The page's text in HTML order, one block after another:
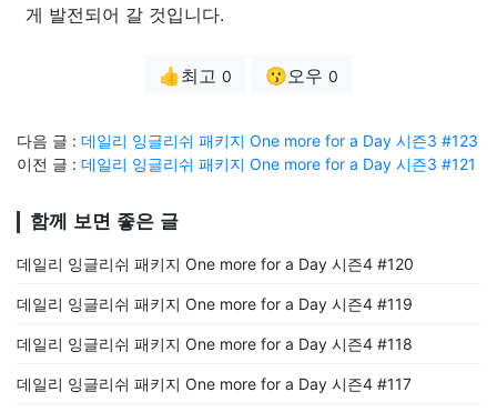
게 발전되어 갈 것입니다.
👍최고 0 😗오우 0
다음 글 : 데일리 잉글리쉬 패키지 One more for a Day 시즌3 #123
이전 글 : 데일리 잉글리쉬 패키지 One more for a Day 시즌3 #121
함께 보면 좋은 글
데일리 잉글리쉬 패키지 One more for a Day 시즌4 #120
데일리 잉글리쉬 패키지 One more for a Day 시즌4 #119
데일리 잉글리쉬 패키지 One more for a Day 시즌4 #118
데일리 잉글리쉬 패키지 One more for a Day 시즌4 #117